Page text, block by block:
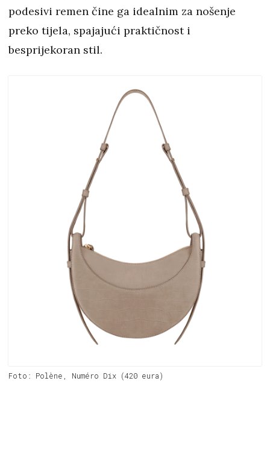
podesivi remen čine ga idealnim za nošenje
preko tijela, spajajući praktičnost i
besprijekoran stil.
Foto: Polène, Numéro Dix (420 eura)